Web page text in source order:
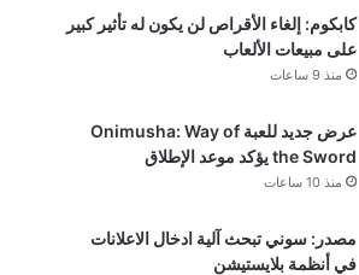
كابكوم: إلغاء الأقراص لن يكون له تأثير كبير
على مبيعات الألعاب
منذ 9 ساعات
عرض جديد للعبة Onimusha: Way of
the Sword يؤكد موعد الإطلاق
منذ 10 ساعات
مصدر: سوني تبحث آلية ادخال الاعلانات
في أنظمة بلايستيشن